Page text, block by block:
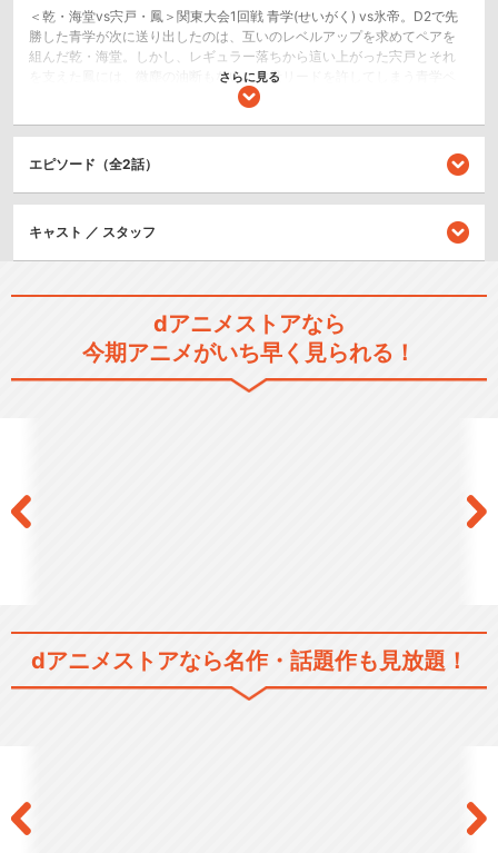
＜乾・海堂vs宍戸・鳳＞関東大会1回戦 青学(せいがく) vs氷帝。D2で先
勝した青学が次に送り出したのは、互いのレベルアップを求めてペアを
組んだ乾・海堂。しかし、レギュラー落ちから這い上がった宍戸とそれ
を支えた鳳には、微塵の油断もない。大量リードを許してしまう青学ペ
アだが、あくまでも“貪欲”な試合を繰り広げ…。怒涛の反撃を見せる青
＞関東大会決勝まで上り詰め、念願の全国大会行きを決めた青学。決勝
戦では、全国No.1王者立海と相対することに。大石が怪我から復帰し、
復活した黄金ペアは第２試合に出場！期待高まる中試合が始まるも、紳
士柳生のレーザービームと仁王の詐欺にかき乱されて…!?ペア結成の日を
る！
シリーズ／関連のアニメ作品
テニスの王子様
テニスの王子様 OVA 全国大会
テニスの王子様 OVA 全国大会
篇 Semif…
さらに見る
エピソード（全2話）
キャスト ／ スタッフ
dアニメストアなら
今期アニメがいち早く見られる！
dアニメストアなら名作・話題作も見放題！